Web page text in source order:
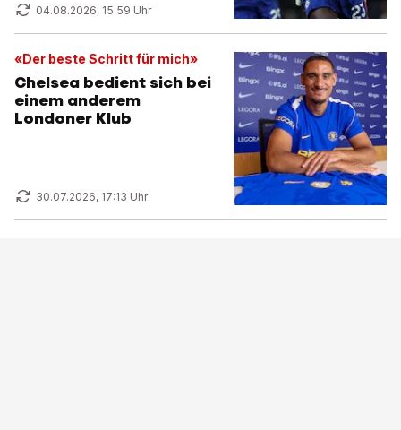
04.08.2026, 15:59 Uhr
«Der beste Schritt für mich»
Chelsea bedient sich bei
einem anderem
Londoner Klub
30.07.2026, 17:13 Uhr